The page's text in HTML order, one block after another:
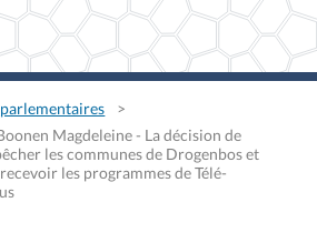
Magdeleine - La décision de
les communes de Drogenbos et
les programmes de Télé-